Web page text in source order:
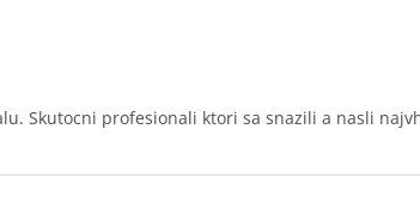
Skutocni profesionali ktori sa snazili a nasli